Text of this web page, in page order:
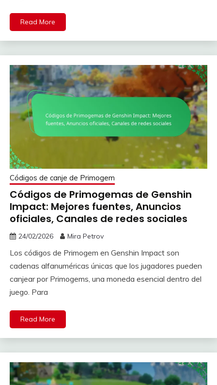
Read More
Códigos de canje de Primogem
Códigos de Primogemas de Genshin
Impact: Mejores fuentes, Anuncios
oficiales, Canales de redes sociales
24/02/2026 Mira Petrov
Los códigos de Primogem en Genshin Impact son
cadenas alfanuméricas únicas que los jugadores pueden
canjear por Primogems, una moneda esencial dentro del
juego. Para
Read More